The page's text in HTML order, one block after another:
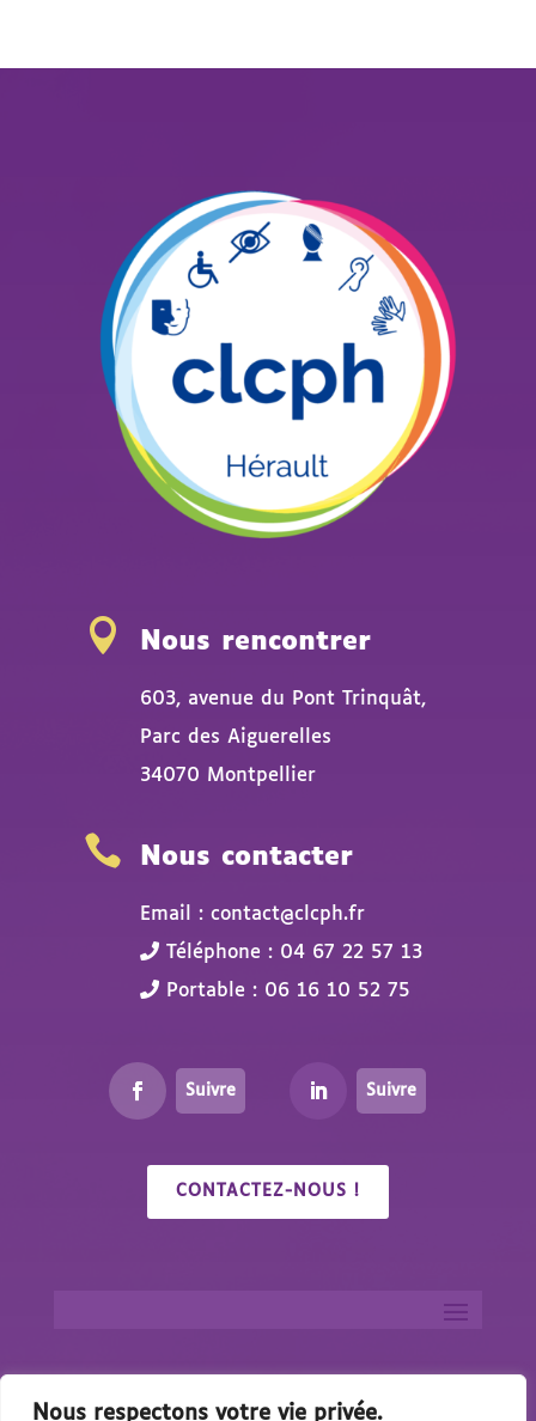
Nous respectons votre vie privée.
 Nous rencontrer
603, avenue du Pont Trinquât,
Parc des Aiguerelles
34070 Montpellier
 Nous contacter
Email : contact@clcph.fr
Téléphone : 04 67 22 57 13
Portable : 06 16 10 52 75
Suivre Suivre
CONTACTEZ-NOUS !